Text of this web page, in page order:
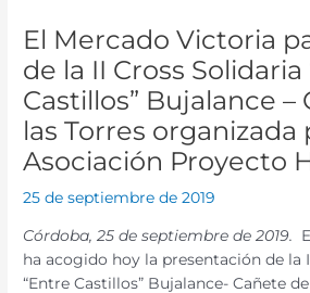
El Mercado Victoria
de la II Cross Solidaria
Castillos” Bujalance –
las Torres organizada
Asociación Proyecto
25 de septiembre de 2019
Córdoba, 25 de septiembre de 2019.
ha acogido hoy la presentación de la
“Entre Castillos” Bujalance- Cañete